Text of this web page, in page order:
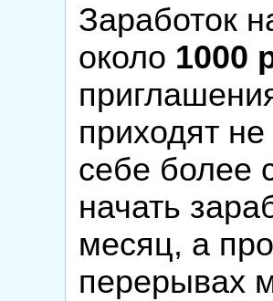
Заработок
около 1000
приходят
себе более
начать
месяц, а
перерывах